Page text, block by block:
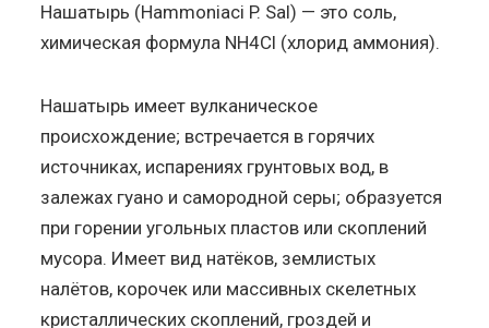
Нашатырь (Hammoniaci P. Sal) — это соль,
химическая формула NH4Cl (хлорид аммония).
Нашатырь имеет вулканическое
происхождение; встречается в горячих
источниках, испарениях грунтовых вод, в
залежах гуано и самородной серы; образуется
при горении угольных пластов или скоплений
мусора. Имеет вид натёков, землистых
налётов, корочек или массивных скелетных
кристаллических скоплений, гроздей и